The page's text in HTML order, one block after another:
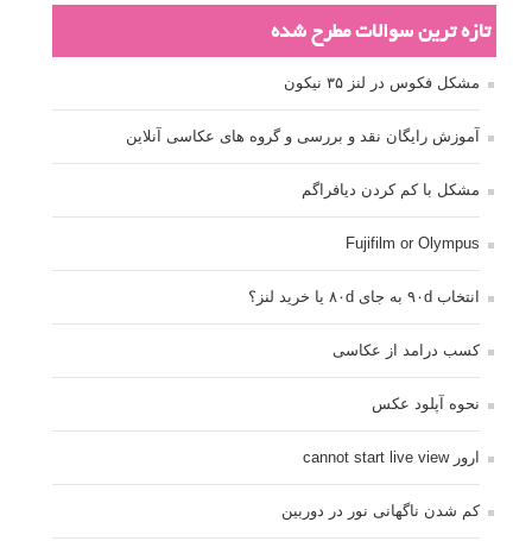
تازه ترین سوالات مطرح شده
مشکل فکوس در لنز ۳۵ نیکون
آموزش رایگان نقد و بررسی و گروه های عکاسی آنلاین
مشکل با کم کردن دیافراگم
Fujifilm or Olympus
انتخاب ۹۰d به جای ۸۰d یا خرید لنز؟
کسب درامد از عکاسی
نحوه آپلود عکس
ارور cannot start live view
کم شدن ناگهانی نور در دوربین